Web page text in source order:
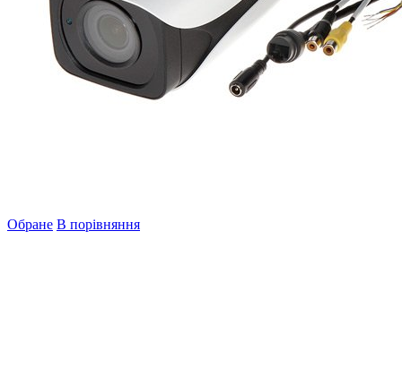
Обране В порівняння